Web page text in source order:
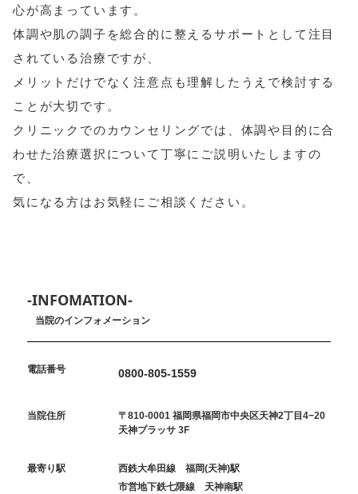
心が高まっています。
体調や肌の調子を総合的に整えるサポートとして注目
されている治療ですが、
メリットだけでなく注意点も理解したうえで検討する
ことが大切です。
クリニックでのカウンセリングでは、体調や目的に合
わせた治療選択について丁寧にご説明いたしますの
で、
気になる方はお気軽にご相談ください。
-INFOMATION-
当院のインフォメーション
電話番号 0800-805-1559
当院住所
〒810-0001 福岡県福岡市中央区天神2丁目4−20
天神プラッサ 3F
最寄り駅
西鉄大牟田線 福岡(天神)駅
市営地下鉄七隈線 天神南駅